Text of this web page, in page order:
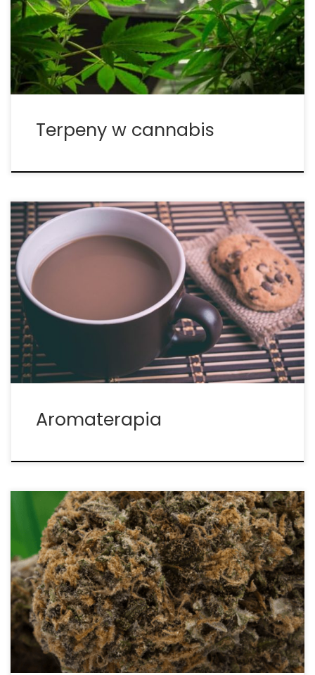
terpeny, wykazują one wyjątkowe substancje
zapachowe – od sera po ananasa, aż po zapach
naprawdę śmierdzący. THC […]
Terpeny w cannabis
Aromat marihuany powstaje dzięki unikalnej
kombinacji i stężeniu terpenów w każdej roślinie.
Podczas wdychania terpeny wiążą się z pewnymi
receptorami kannabinoidowymi w mózgu. Układ
endokannabinoidowy mózgu kontroluje wiele
funkcji. Wiążąc się z tymi receptorami, terpeny
mogą wpływać na nastrój i […]
Aromaterapia
Snowcap to odmiana popularna wśród
konsumentów i hodowców, ze względu na swój
szczególny zapach, smak i kombinację efektów.
Jest odmianą łatwą w uprawie, która posiada wiele
spornych historii, a także wiele plotek kręcących się
wokół jej nazwy sugerujących sposób i […]